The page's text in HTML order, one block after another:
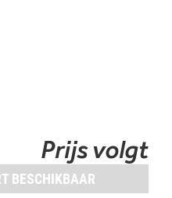
Prijs volgt
BESCHIKBAAR